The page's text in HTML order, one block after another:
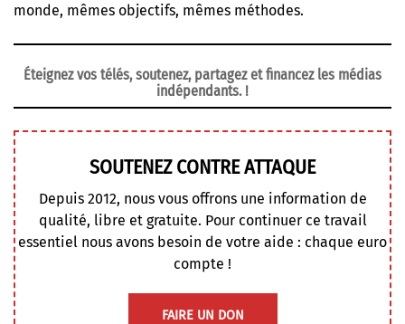
monde, mêmes objectifs, mêmes méthodes.
Éteignez vos télés, soutenez, partagez et financez les médias
indépendants. !
SOUTENEZ CONTRE ATTAQUE
Depuis 2012, nous vous offrons une information de
qualité, libre et gratuite. Pour continuer ce travail
essentiel nous avons besoin de votre aide : chaque euro
compte !
FAIRE UN DON